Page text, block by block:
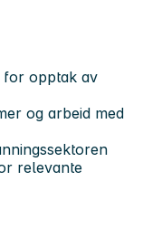
for opptak av
og arbeid med
relevante